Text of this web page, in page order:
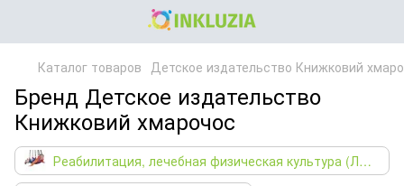
Каталог товаров Детское издательство Книжковий
Бренд Детское издательство
Книжковий хмарочос
Реабилитация, лечебная физическая культура (ЛФК)